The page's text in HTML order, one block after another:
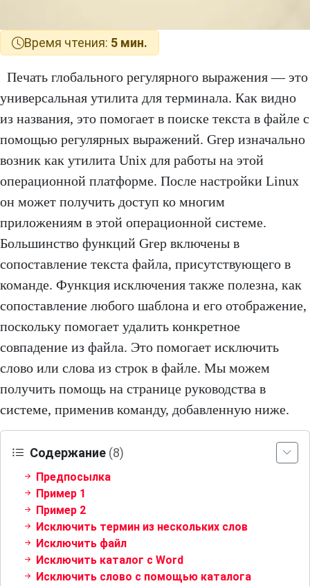
Время чтения: 5 мин.
Печать глобального регулярного выражения — это
универсальная утилита для терминала. Как видно
из названия, это помогает в поиске текста в файле с
помощью регулярных выражений. Grep изначально
возник как утилита Unix для работы на этой
операционной платформе. После настройки Linux
он может получить доступ ко многим
приложениям в этой операционной системе.
Большинство функций Grep включены в
сопоставление текста файла, присутствующего в
команде. Функция исключения также полезна, как
сопоставление любого шаблона и его отображение,
поскольку помогает удалить конкретное
совпадение из файла. Это помогает исключить
слово или слова из строк в файле. Мы можем
получить помощь на странице руководства в
системе, применив команду, добавленную ниже.
Содержание (8)
Предпосылка
Пример 1
Пример 2
Исключить термин из нескольких слов
Исключить файл
Исключить каталог с Word
Исключить слово с помощью каталога